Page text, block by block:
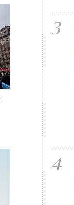
3
4